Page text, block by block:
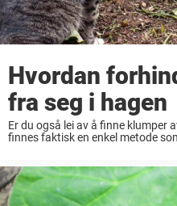
Hvordan
fra seg i hagen
Er du også lei av å finne klumper
finnes faktisk en enkel metode